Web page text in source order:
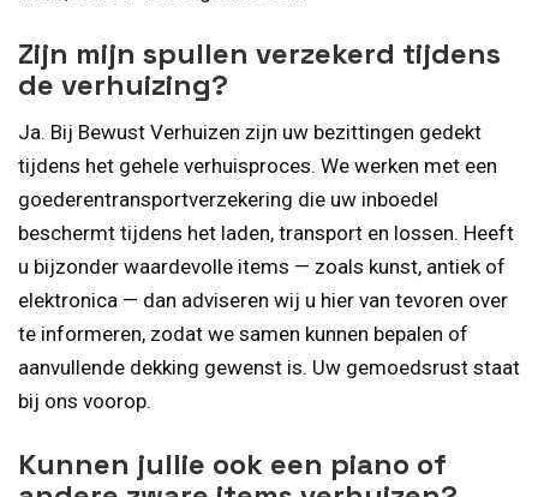
Zijn mijn spullen verzekerd tijdens
de verhuizing?
Ja. Bij Bewust Verhuizen zijn uw bezittingen gedekt
tijdens het gehele verhuisproces. We werken met een
goederentransportverzekering die uw inboedel
beschermt tijdens het laden, transport en lossen. Heeft
u bijzonder waardevolle items — zoals kunst, antiek of
elektronica — dan adviseren wij u hier van tevoren over
te informeren, zodat we samen kunnen bepalen of
aanvullende dekking gewenst is. Uw gemoedsrust staat
bij ons voorop.
Kunnen jullie ook een piano of